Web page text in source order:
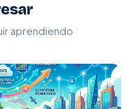
aprendiendo